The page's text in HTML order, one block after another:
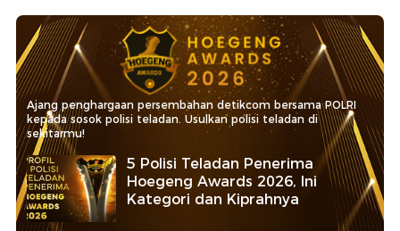
Ajang penghargaan persembahan detikcom bersama POLRI
kepada sosok polisi teladan. Usulkan polisi teladan di
sekitarmu!
5 Polisi Teladan Penerima
Hoegeng Awards 2026, Ini
Kategori dan Kiprahnya